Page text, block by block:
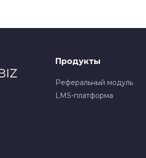
Продукты
Реферальный модуль
LMS-платформа